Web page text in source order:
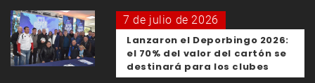
7 de julio de 2026
Lanzaron el Deporbingo 2026:
el 70% del valor del cartón se
destinará para los clubes